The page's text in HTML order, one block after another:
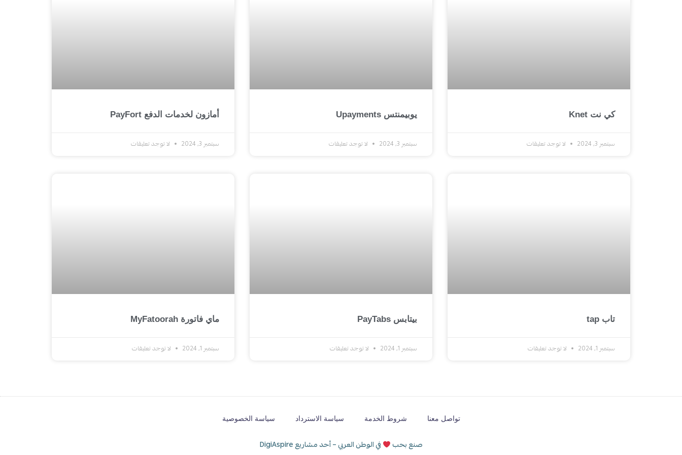
كي نت Knet
سبتمبر 3, 2024 لا توجد تعليقات
يوبيمنتس Upayments
سبتمبر 3, 2024 لا توجد تعليقات
أمازون لخدمات الدفع PayFort
سبتمبر 3, 2024 لا توجد تعليقات
تاب tap
سبتمبر 1, 2024 لا توجد تعليقات
بيتابس PayTabs
سبتمبر 1, 2024 لا توجد تعليقات
ماي فاتورة MyFatoorah
سبتمبر 1, 2024 لا توجد تعليقات
تواصل معنا شروط الخدمة سياسة الاسترداد سياسة الخصوصية
صنع بحب في الوطن العربي – أحد مشاريع DigiAspire